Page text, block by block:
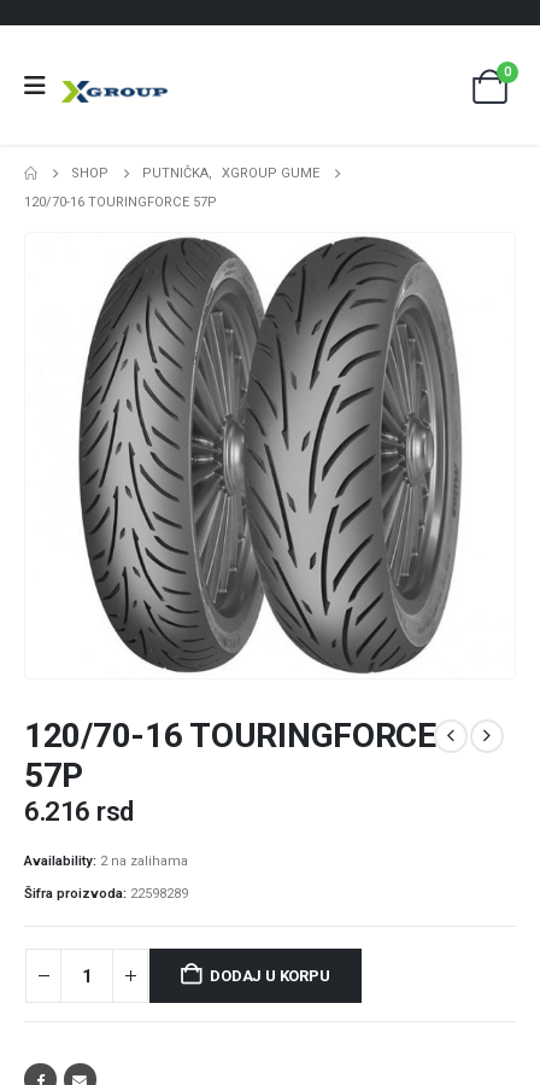
0
SHOP PUTNIČKA,
XGROUP GUME
120/70-16 TOURINGFORCE 57P
120/70-16 TOURINGFORCE
57P
6.216 rsd
Availability: 2 na zalihama
Šifra proizvoda: 22598289
DODAJ U KORPU